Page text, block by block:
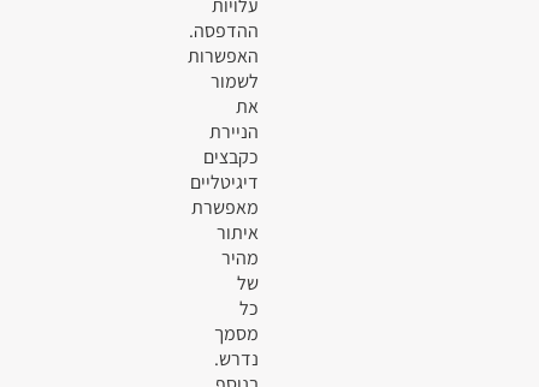
ההדפסה.
האפשרות
לשמור
את
הניירת
כקבצים
דיגיטליים
מאפשרת
איתור
מהיר
של
כל
מסמך
נדרש.